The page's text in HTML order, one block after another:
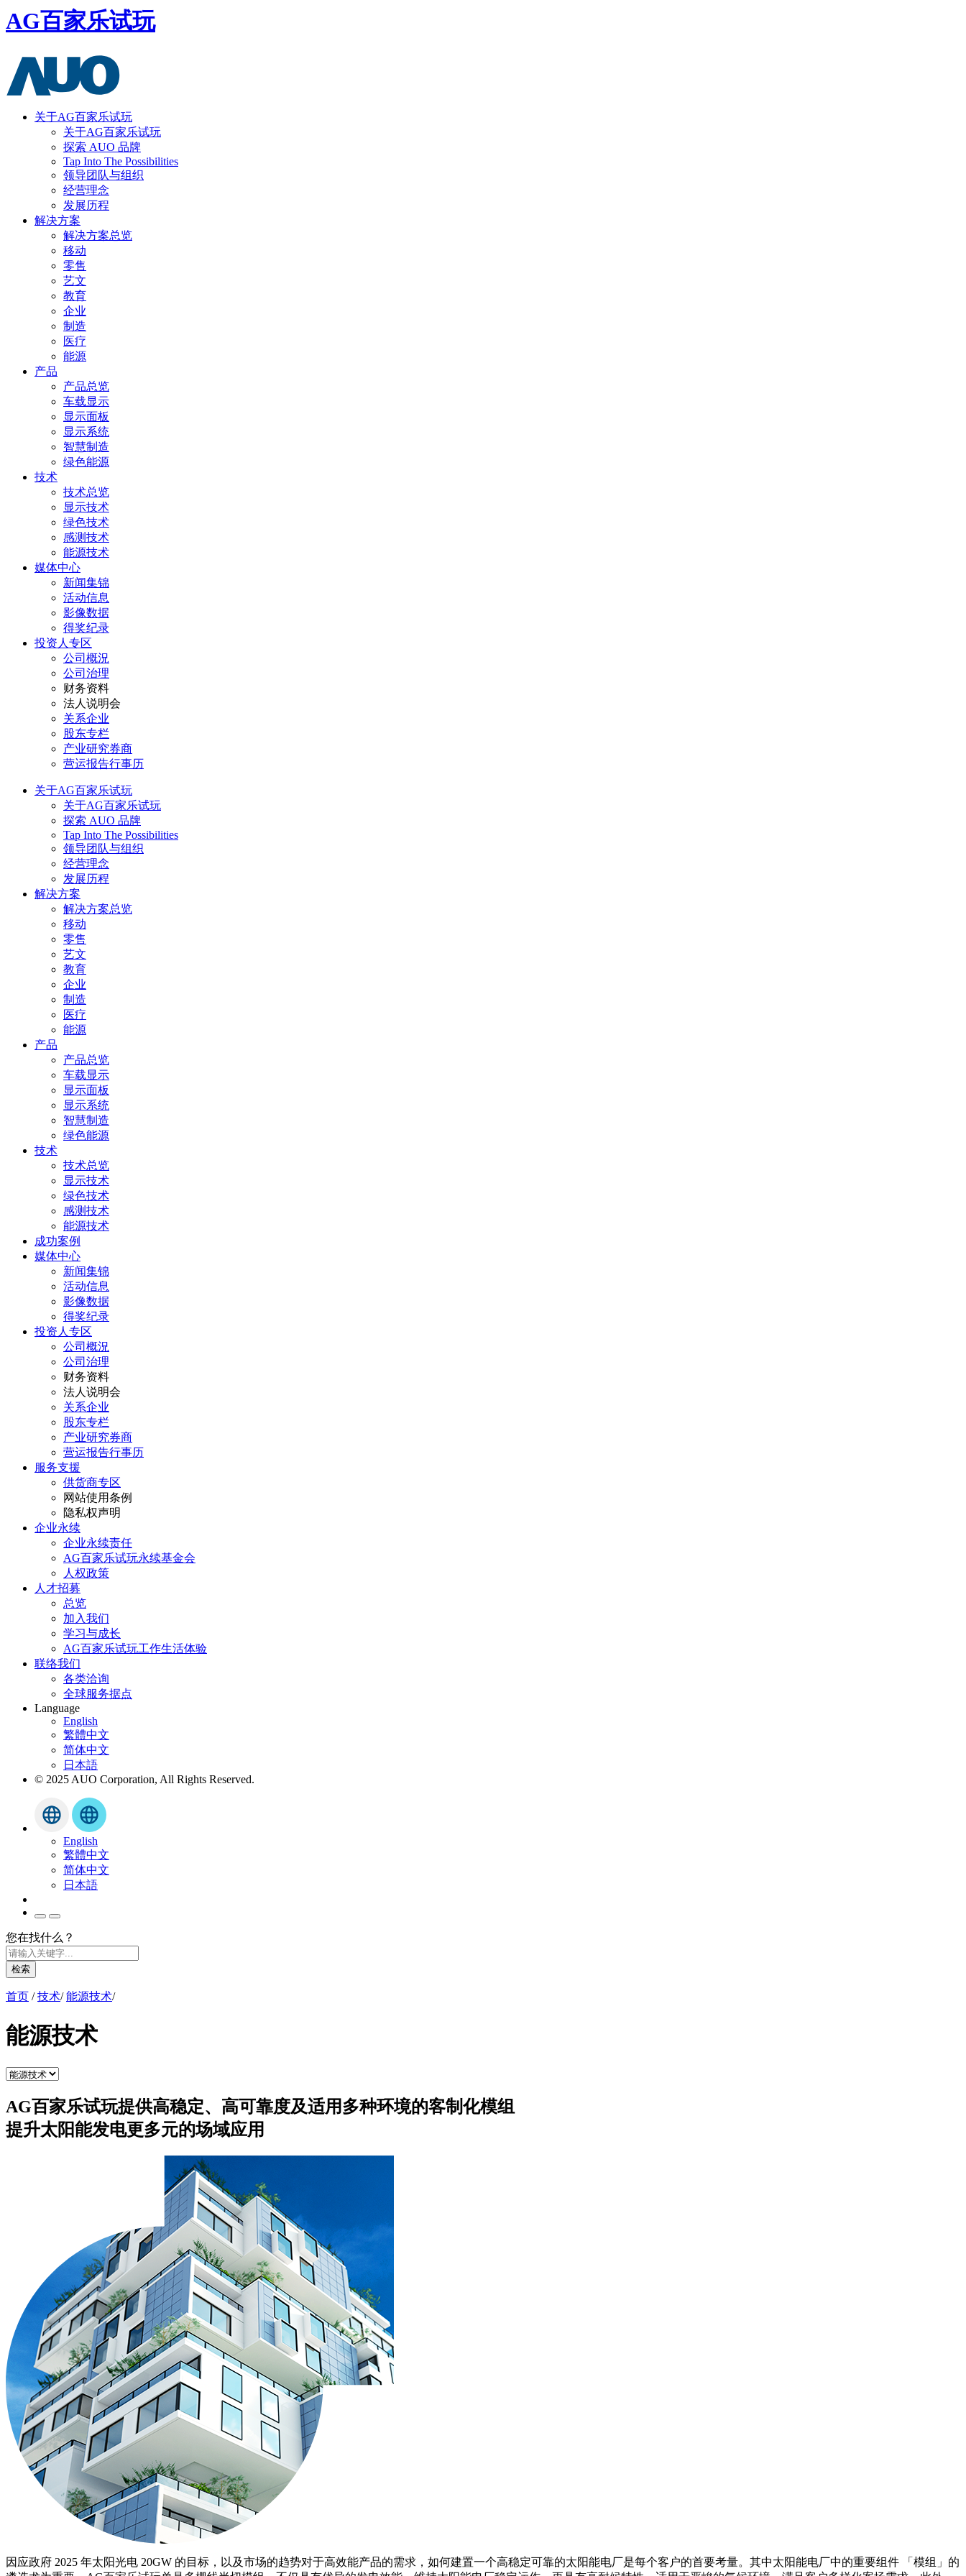
AG百家乐试玩
关于AG百家乐试玩
关于AG百家乐试玩
探索 AUO 品牌
Tap Into The Possibilities
领导团队与组织
经营理念
发展历程
解决方案
解决方案总览
移动
零售
艺文
教育
企业
制造
医疗
能源
产品
产品总览
车载显示
显示面板
显示系统
智慧制造
绿色能源
技术
技术总览
显示技术
绿色技术
感测技术
能源技术
媒体中心
新闻集锦
活动信息
影像数据
得奖纪录
投资人专区
公司概況
公司治理
财务资料
法人说明会
关系企业
股东专栏
产业研究券商
营运报告行事历
关于AG百家乐试玩
关于AG百家乐试玩
探索 AUO 品牌
Tap Into The Possibilities
领导团队与组织
经营理念
发展历程
解决方案
解决方案总览
移动
零售
艺文
教育
企业
制造
医疗
能源
产品
产品总览
车载显示
显示面板
显示系统
智慧制造
绿色能源
技术
技术总览
显示技术
绿色技术
感测技术
能源技术
成功案例
媒体中心
新闻集锦
活动信息
影像数据
得奖纪录
投资人专区
公司概況
公司治理
财务资料
法人说明会
关系企业
股东专栏
产业研究券商
营运报告行事历
服务支援
供货商专区
网站使用条例
隐私权声明
企业永续
企业永续责任
AG百家乐试玩永续基金会
人权政策
人才招募
总览
加入我们
学习与成长
AG百家乐试玩工作生活体验
联络我们
各类洽询
全球服务据点
Language
English
繁體中文
简体中文
日本語
© 2025 AUO Corporation, All Rights Reserved.
English
繁體中文
简体中文
日本語
您在找什么？
检索
首页 / 技术/ 能源技术/
能源技术
AG百家乐试玩提供高稳定、高可靠度及适用多种环境的客制化模组
提升太阳能发电更多元的场域应用
因应政府 2025 年太阳光电 20GW 的目标，以及市场的趋势对于高效能产品的需求，如何建置一个高稳定可靠的太阳能电厂是每个客户的首要考量。其中太阳能电厂中的重要组件 「模组」的